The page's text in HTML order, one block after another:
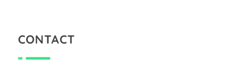
CONTACT